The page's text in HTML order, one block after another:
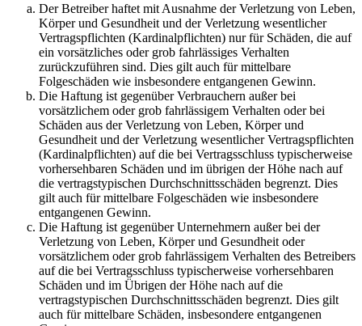
Der Betreiber haftet mit Ausnahme der Verletzung von Leben,
Körper und Gesundheit und der Verletzung wesentlicher
Vertragspflichten (Kardinalpflichten) nur für Schäden, die auf
ein vorsätzliches oder grob fahrlässiges Verhalten
zurückzuführen sind. Dies gilt auch für mittelbare
Folgeschäden wie insbesondere entgangenen Gewinn.
Die Haftung ist gegenüber Verbrauchern außer bei
vorsätzlichem oder grob fahrlässigem Verhalten oder bei
Schäden aus der Verletzung von Leben, Körper und
Gesundheit und der Verletzung wesentlicher Vertragspflichten
(Kardinalpflichten) auf die bei Vertragsschluss typischerweise
vorhersehbaren Schäden und im übrigen der Höhe nach auf
die vertragstypischen Durchschnittsschäden begrenzt. Dies
gilt auch für mittelbare Folgeschäden wie insbesondere
entgangenen Gewinn.
Die Haftung ist gegenüber Unternehmern außer bei der
Verletzung von Leben, Körper und Gesundheit oder
vorsätzlichem oder grob fahrlässigem Verhalten des Betreibers
auf die bei Vertragsschluss typischerweise vorhersehbaren
Schäden und im Übrigen der Höhe nach auf die
vertragstypischen Durchschnittsschäden begrenzt. Dies gilt
auch für mittelbare Schäden, insbesondere entgangenen